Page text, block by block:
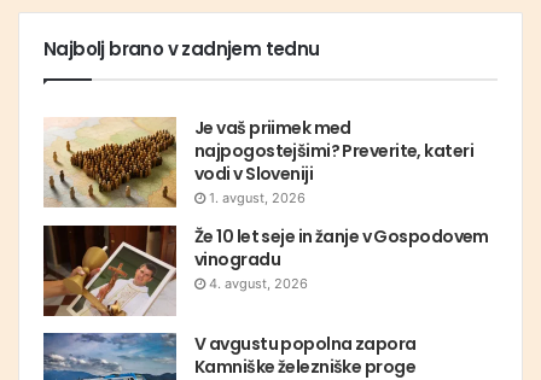
Najbolj brano v zadnjem tednu
Je vaš priimek med
najpogostejšimi? Preverite, kateri
vodi v Sloveniji
1. avgust, 2026
Že 10 let seje in žanje v Gospodovem
vinogradu
4. avgust, 2026
V avgustu popolna zapora
Kamniške železniške proge